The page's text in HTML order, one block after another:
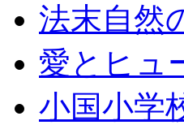
法末自然
愛とヒュ
小国小学